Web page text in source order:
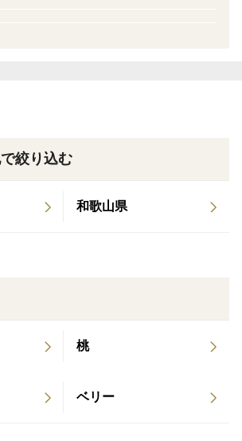
くなると思います。
めに入れてますが、到着した時に少な
ば、対応します。
絞り込む
和歌山県
桃
ベリー